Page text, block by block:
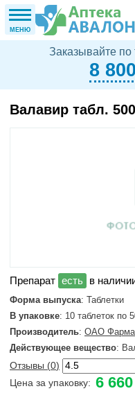
МЕНЮ
Заказывайте
8
Валавир табл.
в
Форма выпуска: Таблетки
В упаковке: 10 таблеток по
Производитель: ОАО
Действующее вещество:
Отзывы (0)
Цена за упаковку: 6